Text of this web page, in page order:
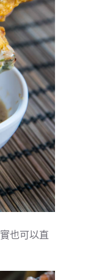
也可以直